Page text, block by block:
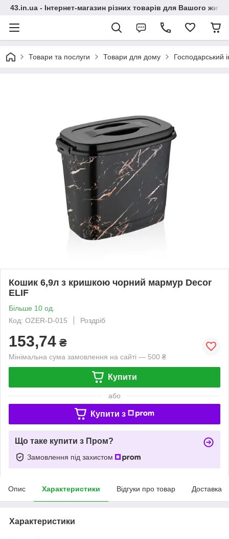
43.in.ua - Інтернет-магазин різних товарів для Вашого
Товари та послуги Товари для дому Господарський
Кошик 6,9л з кришкою чорний мармур Decor
ELIF
Більше 10 од.
Код: OZER-D-015
Роздріб
153,74 ₴
Мінімальна сума замовлення на сайті — 500 ₴
Купити
або
Купити з
Що таке купити з Пром?
Замовлення під захистом
Опис Характеристики Відгуки про товар Доставка
Характеристики